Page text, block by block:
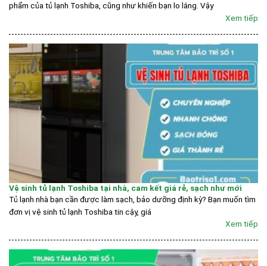
phẩm của tủ lạnh Toshiba, cũng như khiến bạn lo lắng. Vậy
Xem tiếp
Vệ sinh tủ lạnh Toshiba tại nhà, cam kết giá rẻ, sạch như mới
Tủ lạnh nhà bạn cần được làm sạch, bảo dưỡng định kỳ? Bạn muốn tìm
đơn vị vệ sinh tủ lạnh Toshiba tin cậy, giá
Xem tiếp